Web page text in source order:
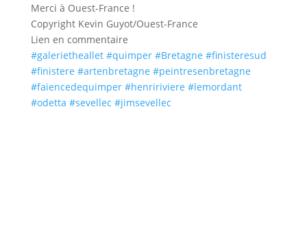
Merci à Ouest-France !
Copyright Kevin Guyot/Ouest-France
Lien en commentaire
#galerietheallet #quimper #Bretagne #finisteresud
#finistere #artenbretagne #peintresenbretagne
#faiencedequimper #henririviere #lemordant
#odetta #sevellec #jimsevellec